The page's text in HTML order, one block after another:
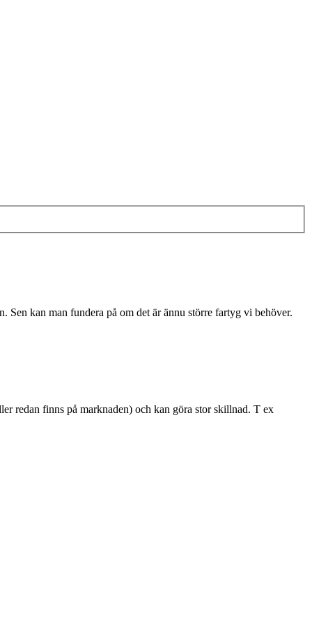
Sen kan man fundera på om det är ännu större fartyg vi behöver.
redan finns på marknaden) och kan göra stor skillnad. T ex